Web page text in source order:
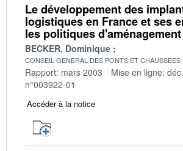
Le développement des
logistiques en France et ses
les politiques d'aménagement
BECKER, Dominique
CONSEIL GENERAL DES PONTS ET CHAUSSEES
Rapport: mars 2003 Mise en ligne:
n°003922-01
Accéder à la notice